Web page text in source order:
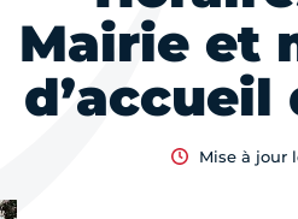
Mairie et
Mise à jour